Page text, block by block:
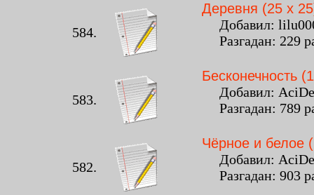
584.
Деревня (25 x
Добавил:
Разгадан: 229
583.
Бесконечность
Добавил:
Разгадан: 789
582.
Чёрное и белое
Добавил:
Разгадан: 903